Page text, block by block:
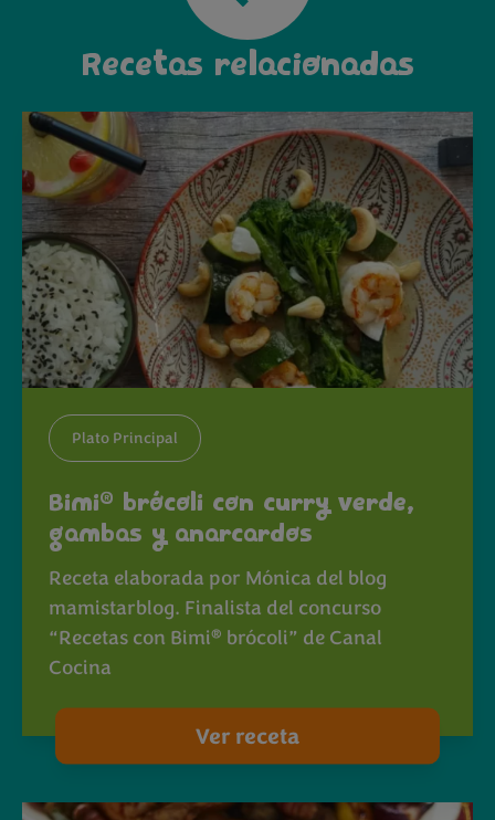
Recetas relacionadas
Plato Principal
Bimi® brócoli con curry verde,
gambas y anarcardos
Receta elaborada por Mónica del blog
mamistarblog. Finalista del concurso
“Recetas con Bimi® brócoli” de Canal
Cocina
Ver receta